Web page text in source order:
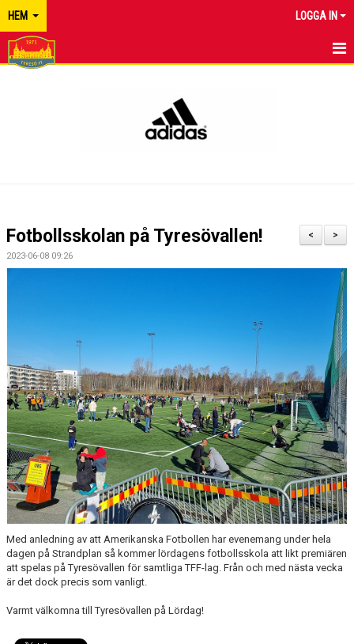
HEM LOGGA IN
>
<
Fotbollsskolan på Tyresövallen!
2023-06-08 09:26
Med anledning av att Amerikanska Fotbollen har evenemang under hela
dagen på Strandplan så kommer lördagens fotbollsskola att likt premiären
att spelas på Tyresövallen för samtliga TFF-lag. Från och med nästa vecka
är det dock precis som vanligt.
Varmt välkomna till Tyresövallen på Lördag!